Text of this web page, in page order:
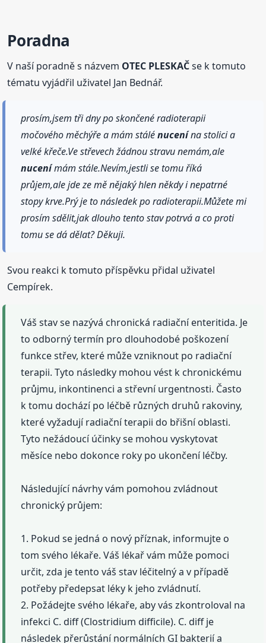
Poradna
V naší poradně s názvem OTEC PLESKAČse k tomuto
tématu vyjádřil uživatel Jan Bednář.
prosím,jsem tři dny po skončené radioterapii
močového měchýře a mám stálénucenína stolici a
velké křeče.Ve střevech žádnou stravu nemám,ale
nucenímám stále.Nevím,jestli se tomu říká
průjem,ale jde ze mě nějaký hlen někdy i nepatrné
stopy krve.Prý je to následek po radioterapii.Můžete mi
prosím sdělit,jak dlouho tento stav potrvá a co proti
tomu se dá dělat? Děkuji.
Svou reakci k tomuto příspěvku přidal uživatel
Cempírek.
Váš stav se nazývá chronická radiační enteritida. Je
to odborný termín pro dlouhodobé poškození
funkce střev, které může vzniknout po radiační
terapii. Tyto následky mohou vést k chronickému
průjmu, inkontinenci a střevní urgentnosti. Často
k tomu dochází po léčbě různých druhů rakoviny,
které vyžadují radiační terapii do břišní oblasti.
Tyto nežádoucí účinky se mohou vyskytovat
měsíce nebo dokonce roky po ukončení léčby.
Následující návrhy vám pomohou zvládnout
chronický průjem:
1. Pokud se jedná o nový příznak, informujte o
tom svého lékaře. Váš lékař vám může pomoci
určit, zda je tento váš stav léčitelný a v případě
potřeby předepsat léky k jeho zvládnutí.
2. Požádejte svého lékaře, aby vás zkontroloval na
infekci C. diff (Clostridium difficile). C. diff je
následek přerůstání normálních GI bakterií a